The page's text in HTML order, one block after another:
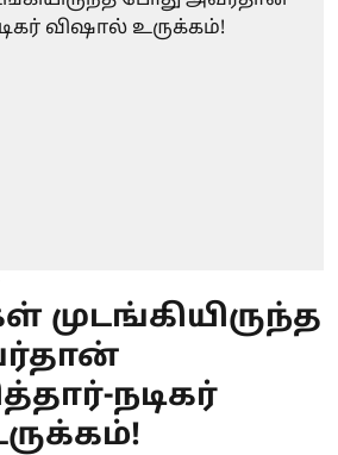
முடங்கியிருந்த
நடிகர்